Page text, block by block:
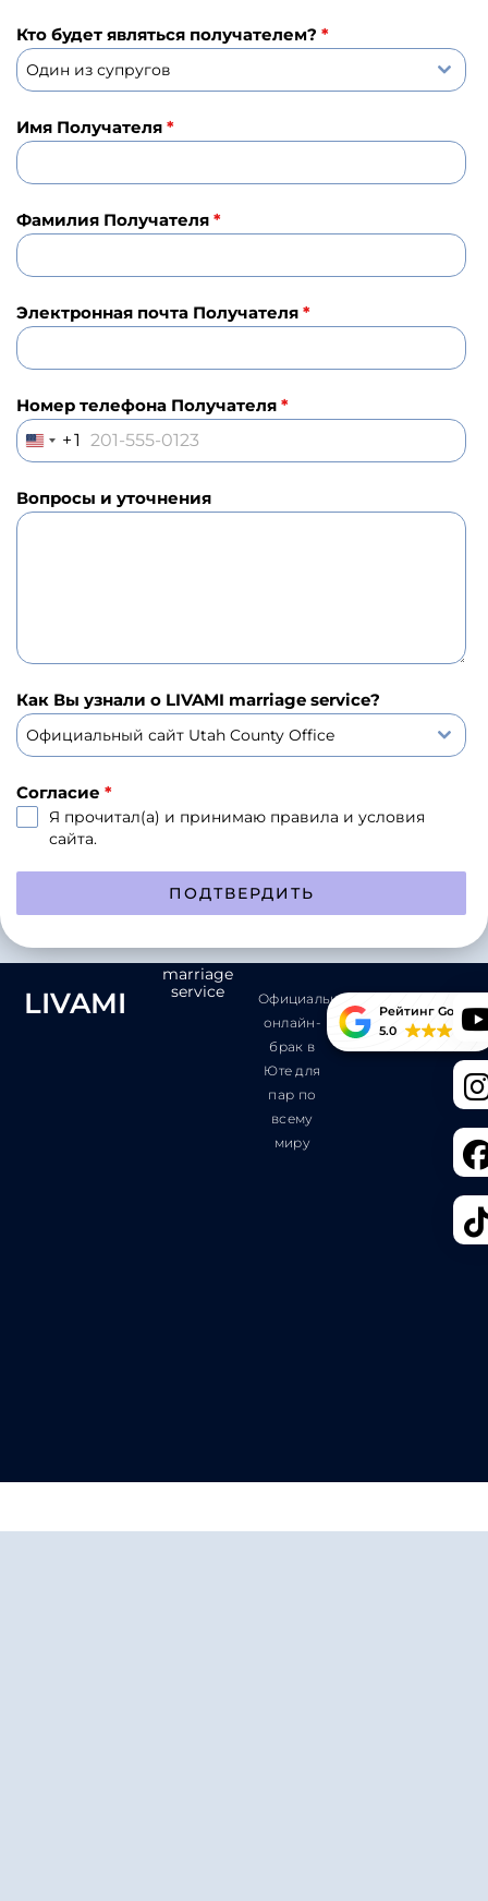
Кто будет являться получателем? *
Один из супругов
Имя Получателя *
Фамилия Получателя *
Электронная почта Получателя *
Номер телефона Получателя *
U
I
E
S
+
1
+1
Вопросы и уточнения
Как Вы узнали о LIVAMI marriage service?
Официальный сайт Utah County Office
Согласие *
Я прочитал(а) и принимаю правила и условия
сайта.
ПОДТВЕРДИТЬ
LIVAMI
marriage
service
Официальный
онлайн-
брак в
Юте для
пар по
всему
миру
Рейтинг Google
5.0